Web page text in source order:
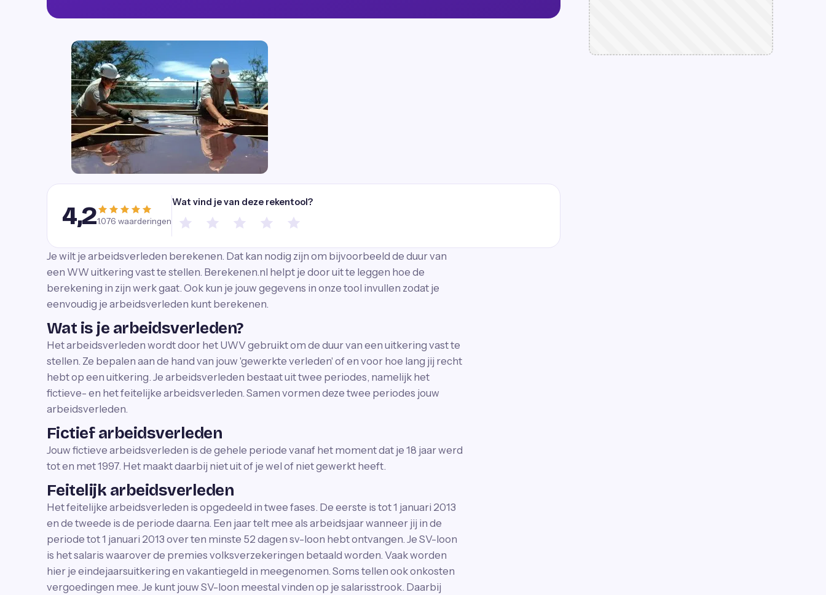
4,21.076 waarderingen
Wat vind je van deze rekentool?
Je wilt je arbeidsverleden berekenen. Dat kan nodig zijn om bijvoorbeeld de duur van
een WW uitkering vast te stellen. Berekenen.nl helpt je door uit te leggen hoe de
berekening in zijn werk gaat. Ook kun je jouw gegevens in onze tool invullen zodat je
eenvoudig je arbeidsverleden kunt berekenen.
Wat is je arbeidsverleden?
Het arbeidsverleden wordt door het UWV gebruikt om de duur van een uitkering vast te
stellen. Ze bepalen aan de hand van jouw 'gewerkte verleden' of en voor hoe lang jij recht
hebt op een uitkering. Je arbeidsverleden bestaat uit twee periodes, namelijk het
fictieve- en het feitelijke arbeidsverleden. Samen vormen deze twee periodes jouw
arbeidsverleden.
Fictief arbeidsverleden
Jouw fictieve arbeidsverleden is de gehele periode vanaf het moment dat je 18 jaar werd
tot en met 1997. Het maakt daarbij niet uit of je wel of niet gewerkt heeft.
Feitelijk arbeidsverleden
Het feitelijke arbeidsverleden is opgedeeld in twee fases. De eerste is tot 1 januari 2013
en de tweede is de periode daarna. Een jaar telt mee als arbeidsjaar wanneer jij in de
periode tot 1 januari 2013 over ten minste 52 dagen sv-loon hebt ontvangen. Je SV-loon
is het salaris waarover de premies volksverzekeringen betaald worden. Vaak worden
hier je eindejaarsuitkering en vakantiegeld in meegenomen. Soms tellen ook onkosten
vergoedingen mee. Je kunt jouw SV-loon meestal vinden op je salarisstrook. Daarbij